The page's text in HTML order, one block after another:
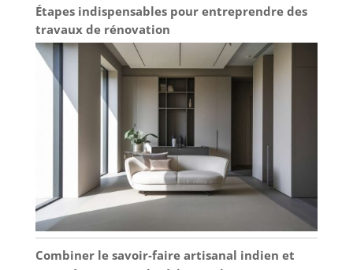
Étapes indispensables pour entreprendre des
travaux de rénovation
Combiner le savoir-faire artisanal indien et